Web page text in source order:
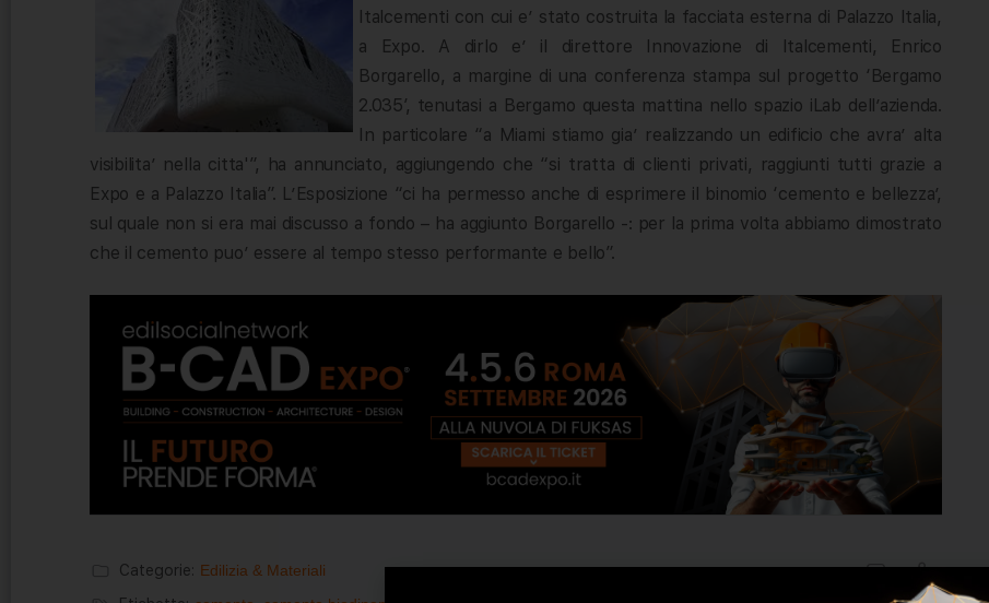
Italcementi con cui e’ stato costruita la facciata esterna di Palazzo Italia,
a Expo. A dirlo e’ il direttore Innovazione di Italcementi, Enrico
Borgarello, a margine di una conferenza stampa sul progetto ‘Bergamo
2.035′, tenutasi a Bergamo questa mattina nello spazio iLab dell’azienda.
In particolare “a Miami stiamo gia’ realizzando un edificio che avra’ alta
visibilita’ nella citta'”, ha annunciato, aggiungendo che “si tratta di clienti privati, raggiunti tutti grazie a
Expo e a Palazzo Italia”. L’Esposizione “ci ha permesso anche di esprimere il binomio ‘cemento e bellezza’,
sul quale non si era mai discusso a fondo – ha aggiunto Borgarello -: per la prima volta abbiamo dimostrato
che il cemento puo’ essere al tempo stesso performante e bello”.
Categorie: Edilizia & Materiali